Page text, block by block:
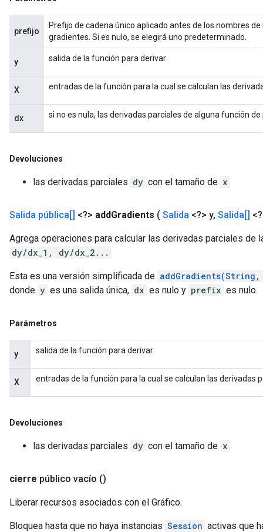
prefijo
Prefijo de cadena único aplicado antes de los nombres
gradientes. Si es nulo, se elegirá uno predeterminado.
y salida de la función para derivar
X entradas de la función para la cual se calculan las
dx si no es nula, las derivadas parciales de alguna función
Devoluciones
las derivadas parciales dy con el tamaño de x
Salida pública[] <?> addGradients ( Salida <?> y, Salida[]
Agrega operaciones para calcular las derivadas parciales de
dy/dx_1, dy/dx_2...
Esta es una versión simplificada de
donde y es una salida única, dx es nulo y prefix es nulo.
Parámetros
y salida de la función para derivar
X entradas de la función para la cual se calculan las derivadas
Devoluciones
las derivadas parciales dy con el tamaño de x
cierre público vacío ()
Liberar recursos asociados con el Gráfico.
Bloquea hasta que no haya instancias Session activas que